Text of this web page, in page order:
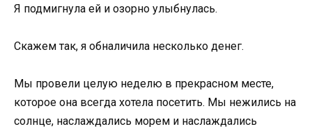
Я подмигнула ей и озорно улыбнулась.
Скажем так, я обналичила несколько денег.
Мы провели целую неделю в прекрасном месте,
которое она всегда хотела посетить. Мы нежились на
солнце, наслаждались морем и наслаждались